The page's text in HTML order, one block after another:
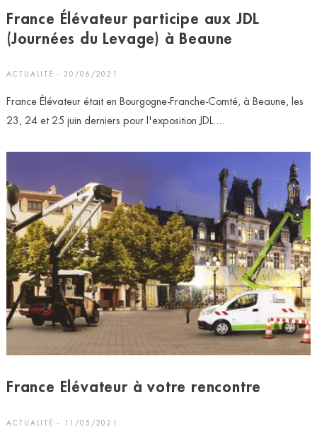
France Élévateur participe aux JDL
(Journées du Levage) à Beaune
ACTUALITÉ - 30/06/2021
France Élévateur était en Bourgogne-Franche-Comté, à Beaune, les
23, 24 et 25 juin derniers pour l'exposition JDL....
France Elévateur à votre rencontre
ACTUALITÉ - 11/05/2021